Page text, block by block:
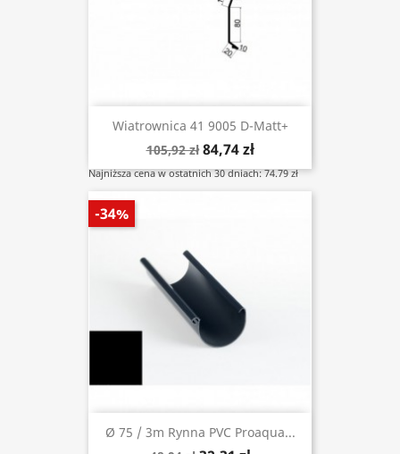
Wiatrownica 41 9005 D-Matt+
105,92 zł 84,74 zł
Najniższa cena w ostatnich 30 dniach: 74.79 zł
Ø 75 / 3m Rynna PVC Proaqua...
-34%